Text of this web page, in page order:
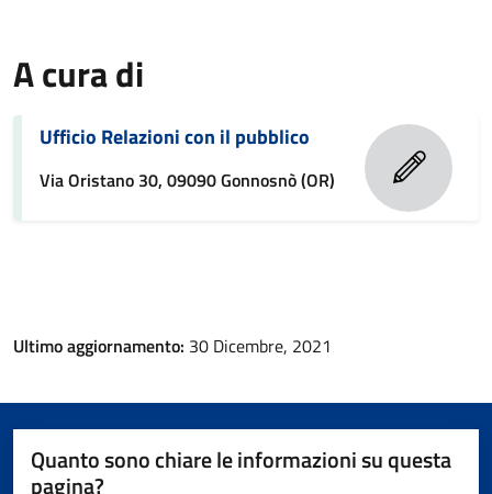
A cura di
Ufficio Relazioni con il pubblico
Via Oristano 30, 09090 Gonnosnò (OR)
Ultimo aggiornamento: 30 Dicembre, 2021
Quanto sono chiare le informazioni su questa
pagina?